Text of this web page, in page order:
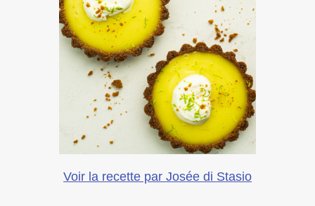
Voir la recette par Josée di Stasio